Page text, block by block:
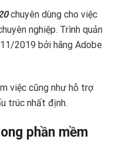
chuyên dùng cho việc
nghiệp. Trình quản
2019 bởi hãng Adobe
việc cũng như hỗ trợ
trúc nhất định.
phần mềm